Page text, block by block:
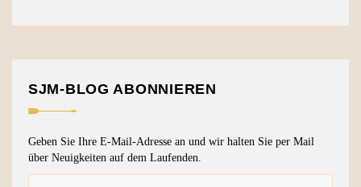
SJM-BLOG ABONNIEREN
Geben Sie Ihre E-Mail-Adresse an und wir halten Sie per Mail
über Neuigkeiten auf dem Laufenden.